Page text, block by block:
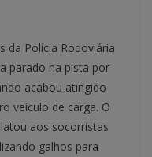
da Polícia Rodoviária
parado na pista por
acabou atingido
veículo de carga. O
aos socorristas
galhos para